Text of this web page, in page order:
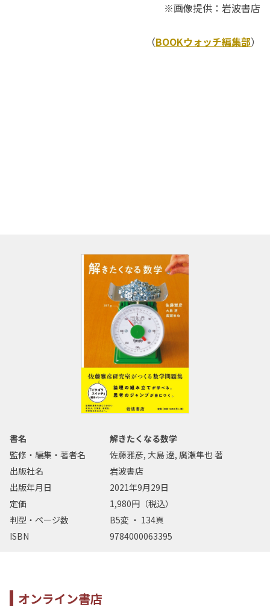
※画像提供：岩波書店
（BOOKウォッチ編集部）
書名
解きたくなる数学
監修・編集・著者名
佐藤雅彦, 大島 遼, 廣瀬隼也 著
出版社名
岩波書店
出版年月日
2021年9月29日
定価
1,980円（税込）
判型・ページ数
B5変 ・ 134頁
ISBN
9784000063395
オンライン書店